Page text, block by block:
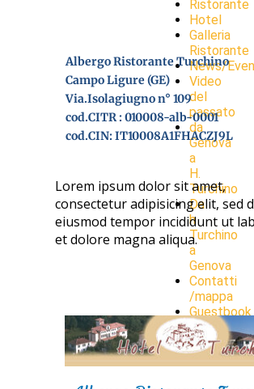
Albergo Ristorante Turchino
Campo Ligure (GE)
Via.Isolagiugno n° 109
cod.CITR : 010008-alb-0001
cod.CIN: IT10008A1FHACZJ9L
Lorem ipsum dolor sit amet,
consectetur adipisicing elit, sed
eiusmod tempor incididunt ut
et dolore magna aliqua.
Ristorante
Hotel
Galleria
Ristorante
News/
Video
del
passato
da
Genova
a
H.
Turchino
Da
h
Turchino
a
Genova
Contatti
/mappa
Guestbook